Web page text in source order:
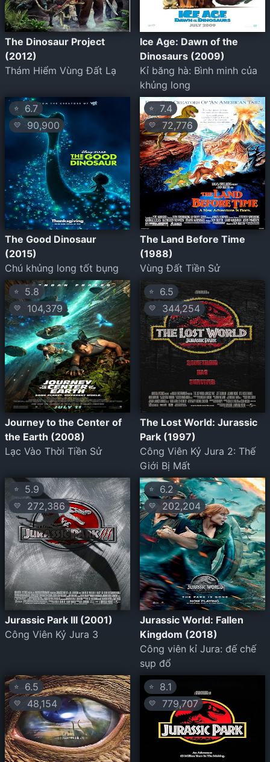
The Dinosaur Project
(2012)
Thám Hiểm Vùng Đất Lạ
Ice Age: Dawn of the
Dinosaurs (2009)
Kỉ băng hà: Bình minh của
khủng long
⭐ 6.7
💛 90,900
The Good Dinosaur
(2015)
Chú khủng long tốt bụng
⭐ 7.4
💛 72,776
The Land Before Time
(1988)
Vùng Đất Tiền Sử
⭐ 5.8
💛 104,379
Journey to the Center of
the Earth (2008)
Lạc Vào Thời Tiền Sử
⭐ 6.5
💛 344,254
The Lost World: Jurassic
Park (1997)
Công Viên Kỷ Jura 2: Thế
Giới Bị Mất
⭐ 5.9
💛 272,386
Jurassic Park III (2001)
Công Viên Kỷ Jura 3
⭐ 6.2
💛 202,204
Jurassic World: Fallen
Kingdom (2018)
Công viên kỉ Jura: đế chế
sụp đổ
⭐ 6.5
💛 48,154
⭐ 8.1
💛 779,707